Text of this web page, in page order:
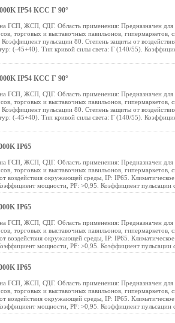
IP54 КСС Г 90°
ГСП, ЖСП, СДГ. Область применения: Предназначен для
торговых и выставочных павильонов, гипермаркетов,
пульсации 80. Степень защиты от
(-45+40). Тип кривой силы света: Г (140/55).
IP54 КСС Г 90°
ГСП, ЖСП, СДГ. Область применения: Предназначен для
торговых и выставочных павильонов, гипермаркетов,
пульсации 80. Степень защиты от
(-45+40). Тип кривой силы света: Г (140/55).
IP65
ГСП, ЖСП, СДГ. Область применения: Предназначен для
торговых и выставочных павильонов, гипермаркетов,
воздействия окружающей среды, IP: IP65.
мощности, PF: >0,95. Коэффициент пульсации
IP65
ГСП, ЖСП, СДГ. Область применения: Предназначен для
торговых и выставочных павильонов, гипермаркетов,
воздействия окружающей среды, IP: IP65.
мощности, PF: >0,95. Коэффициент пульсации
IP65
ГСП, ЖСП, СДГ. Область применения: Предназначен для
торговых и выставочных павильонов, гипермаркетов,
воздействия окружающей среды, IP: IP65.
мощности, PF: >0,95. Коэффициент пульсации